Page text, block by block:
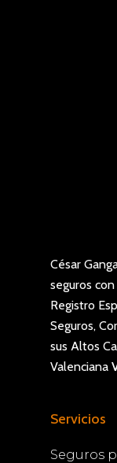
César
seguros
Registro
Seguros,
sus Altos
Valenciana
Servicios
Seguros